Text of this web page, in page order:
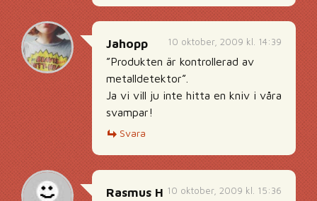
10 oktober, 2009 kl. 14:39
Jahopp
”Produkten är kontrollerad av
metalldetektor”.
Ja vi vill ju inte hitta en kniv i våra
svampar!
Svara
10 oktober, 2009 kl. 15:36
Rasmus H